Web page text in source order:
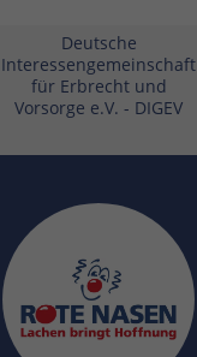
Deutsche
Interessengemeinschaft
für Erbrecht und
Vorsorge e.V. - DIGEV